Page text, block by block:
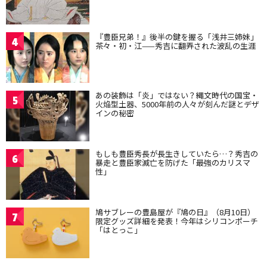
4 『豊臣兄弟！』後半の鍵を握る「浅井三姉妹」
茶々・初・江——秀吉に翻弄された波乱の生涯
5 あの装飾は「炎」ではない？縄文時代の国宝・
火焔型土器、5000年前の人々が刻んだ謎とデザ
インの秘密
6 もしも豊臣秀長が長生きしていたら…？秀吉の
暴走と豊臣家滅亡を防げた「最強のカリスマ
性」
7 鳩サブレーの豊島屋が『鳩の日』（8月10日）
限定グッズ詳細を発表！今年はシリコンポーチ
「はとっこ」